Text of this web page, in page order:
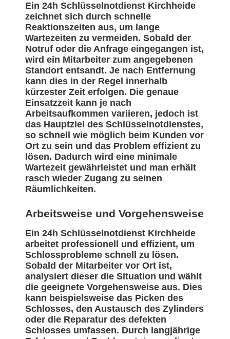
Ein 24h Schlüsselnotdienst Kirchheide
zeichnet sich durch schnelle
Reaktionszeiten aus, um lange
Wartezeiten zu vermeiden. Sobald der
Notruf oder die Anfrage eingegangen ist,
wird ein Mitarbeiter zum angegebenen
Standort entsandt. Je nach Entfernung
kann dies in der Regel innerhalb
kürzester Zeit erfolgen. Die genaue
Einsatzzeit kann je nach
Arbeitsaufkommen variieren, jedoch ist
das Hauptziel des Schlüsselnotdienstes,
so schnell wie möglich beim Kunden vor
Ort zu sein und das Problem effizient zu
lösen. Dadurch wird eine minimale
Wartezeit gewährleistet und man erhält
rasch wieder Zugang zu seinen
Räumlichkeiten.
Arbeitsweise und Vorgehensweise
Ein 24h Schlüsselnotdienst Kirchheide
arbeitet professionell und effizient, um
Schlossprobleme schnell zu lösen.
Sobald der Mitarbeiter vor Ort ist,
analysiert dieser die Situation und wählt
die geeignete Vorgehensweise aus. Dies
kann beispielsweise das Picken des
Schlosses, den Austausch des Zylinders
oder die Reparatur des defekten
Schlosses umfassen. Durch langjährige